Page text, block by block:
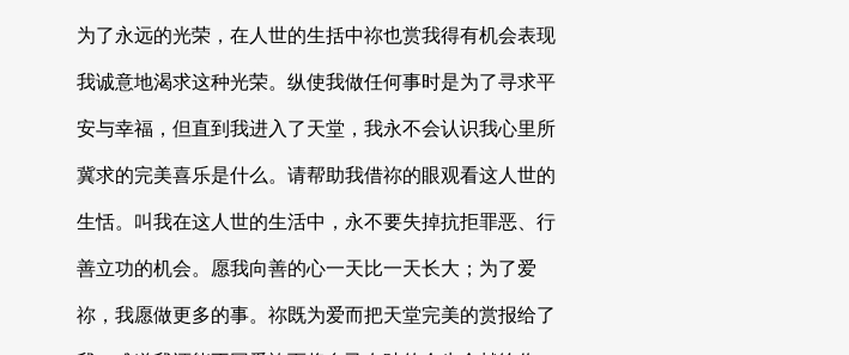
为了永远的光荣，在人世的生括中祢也赏我得有机会表现
我诚意地渴求这种光荣。纵使我做任何事时是为了寻求平
安与幸福，但直到我进入了天堂，我永不会认识我心里所
冀求的完美喜乐是什么。请帮助我借祢的眼观看这人世的
生恬。叫我在这人世的生活中，永不要失掉抗拒罪恶、行
善立功的机会。愿我向善的心一天比一天长大；为了爱
祢，我愿做更多的事。祢既为爱而把天堂完美的赏报给了